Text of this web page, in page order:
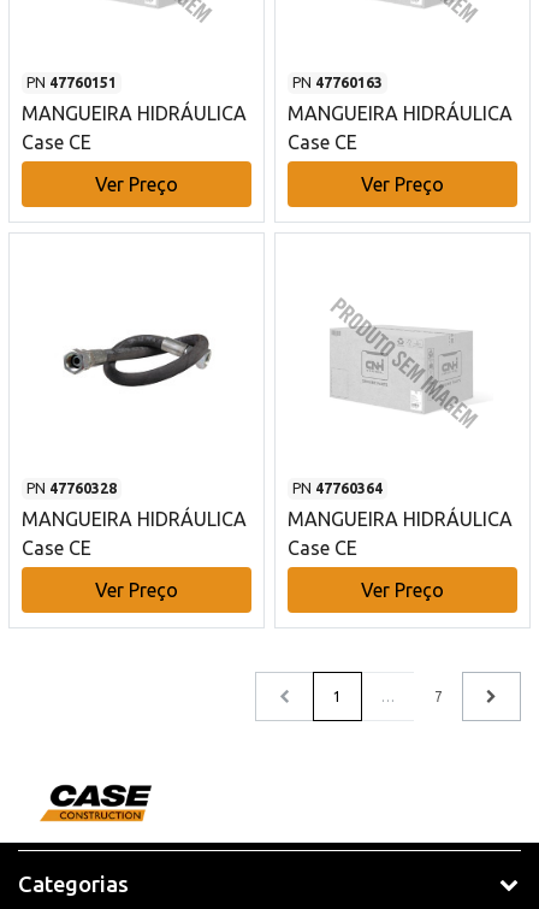
PN 47760151
MANGUEIRA HIDRÁULICA
Case CE
Ver Preço
PN 47760163
MANGUEIRA HIDRÁULICA
Case CE
Ver Preço
PN 47760328
MANGUEIRA HIDRÁULICA
Case CE
Ver Preço
PN 47760364
MANGUEIRA HIDRÁULICA
Case CE
Ver Preço
1 … 7
Categorias